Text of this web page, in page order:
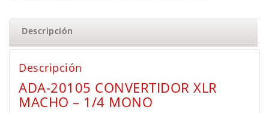
Descripción
Descripción
ADA-20105 CONVERTIDOR XLR
MACHO – 1/4 MONO